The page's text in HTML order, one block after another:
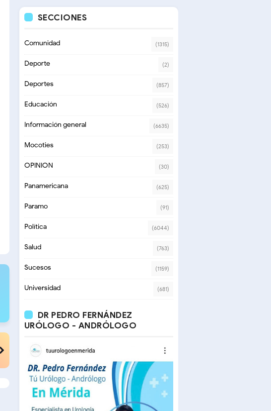
SECCIONES
Comunidad (1315)
Deporte (2)
Deportes (857)
Educación (526)
Información general (6635)
Mocoties (253)
OPINION (30)
Panamericana (625)
Paramo (91)
Política (6044)
Salud (763)
Sucesos (1159)
Universidad (681)
DR PEDRO FERNÁNDEZ
URÓLOGO - ANDRÓLOGO